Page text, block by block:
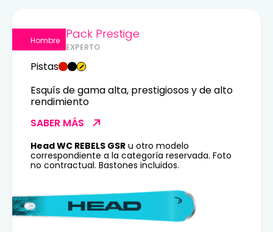
Hombre Pack Prestige
EXPERTO
Pistas
Esquís de gama alta, prestigiosos y de alto
rendimiento
SABER MÁS
Head WC REBELS GSR u otro modelo
correspondiente a la categoría reservada. Foto
no contractual. Bastones incluidos.